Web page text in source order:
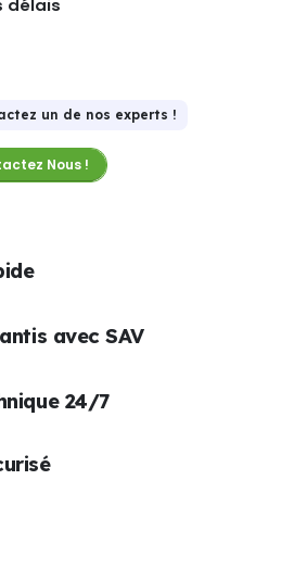
délais
un de nos experts !
Nous !
avec SAV
24/7